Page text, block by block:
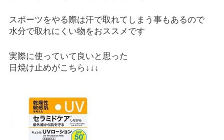
スポーツをやる際は汗で取れてしまう事もあるので
水分で取れにくい物をおススメです
実際に使っていて良いと思った
日焼け止めがこちら ↓↓↓